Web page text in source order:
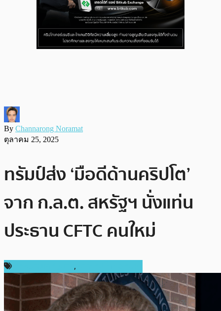
By Channarong Noramat
ตุลาคม 25, 2025
ทรัมป์ส่ง ‘มือดีด้านคริปโต’
จาก ก.ล.ต. สหรัฐฯ นั่งแท่น
ประธาน CFTC คนใหม่
,